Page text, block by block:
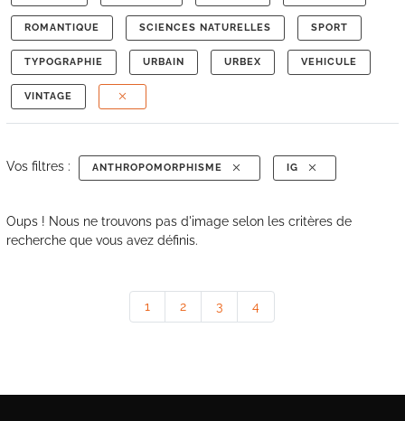
ROMANTIQUE SCIENCES NATURELLES SPORT
TYPOGRAPHIE URBAIN URBEX VEHICULE
VINTAGE
Vos filtres : ANTHROPOMORPHISME IG
Oups ! Nous ne trouvons pas d'image selon les critères de
recherche que vous avez définis.
1 2 3 4